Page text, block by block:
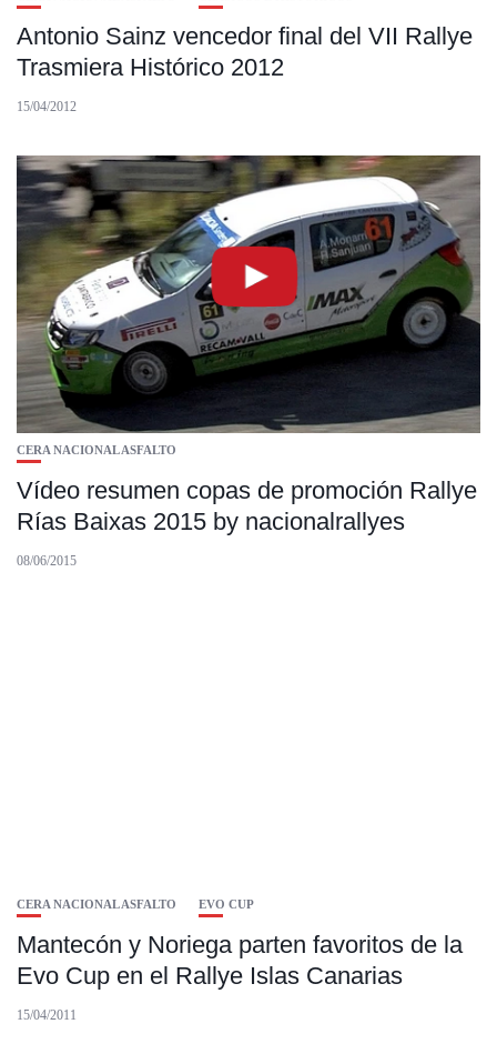
Antonio Sainz vencedor final del VII Rallye
Trasmiera Histórico 2012
15/04/2012
CERA NACIONAL ASFALTO
Vídeo resumen copas de promoción Rallye
Rías Baixas 2015 by nacionalrallyes
08/06/2015
CERA NACIONAL ASFALTO EVO CUP
Mantecón y Noriega parten favoritos de la
Evo Cup en el Rallye Islas Canarias
15/04/2011